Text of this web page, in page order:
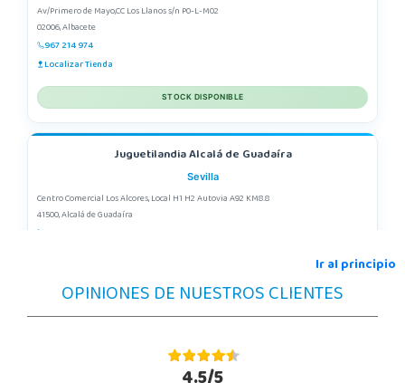
Av/Primero de Mayo,CC Los Llanos s/n P0-L-M02
02006, Albacete
967 214 974
Localizar Tienda
STOCK DISPONIBLE
Juguetilandia Alcalá de Guadaíra
Sevilla
Centro Comercial Los Alcores, Local H1 H2 Autovia A92 KM8.8
41500, Alcalá de Guadaíra
Juguetilandia Alcobendas
Madrid
Ir al principio
OPINIONES DE NUESTROS CLIENTES